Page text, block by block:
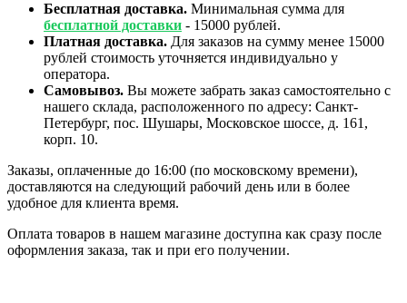
Бесплатная доставка. Минимальная сумма для
бесплатной доставки - 15000 рублей.
Платная доставка. Для заказов на сумму менее 15000
рублей стоимость уточняется индивидуально у
оператора.
Самовывоз. Вы можете забрать заказ самостоятельно с
нашего склада, расположенного по адресу: Санкт-
Петербург, пос. Шушары, Московское шоссе, д. 161,
корп. 10.
Заказы, оплаченные до 16:00 (по московскому времени),
доставляются на следующий рабочий день или в более
удобное для клиента время.
Оплата товаров в нашем магазине доступна как сразу после
оформления заказа, так и при его получении.